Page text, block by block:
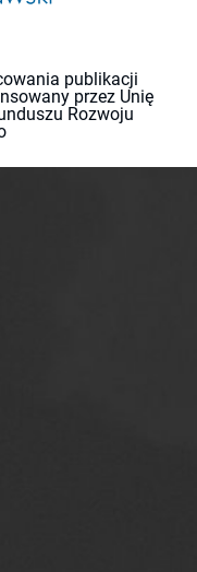
publikacji
przez Unię
Rozwoju